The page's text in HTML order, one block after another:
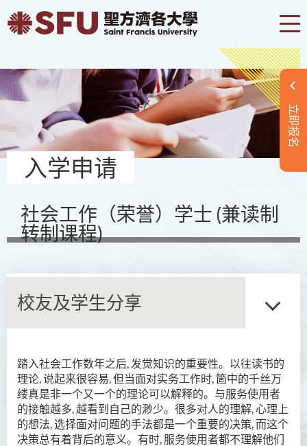
立即报名
入学申请
社会工作（荣誉）学士 (兼读制
转制课程)
校友及学生分享
踏入社会工作数年之后, 发觉知识的重要性。以往读书的
理论, 说起来很容易, 但当面对实务工作时, 箇中的千丝万
缕真是非一个又一个的理论可以解释的。与服务使用者
的接触越多, 越看到自己的渺少。很多对人的理解, 心理上
的想法, 选择面对问题的手法都是一个重要的决策, 而这个
决策总有着背后的意义。有时, 服务使用者都不理解他们
语言及文化（荣誉）文学士
语文及通识（荣誉）文学士
翻译科技（荣誉）文学士